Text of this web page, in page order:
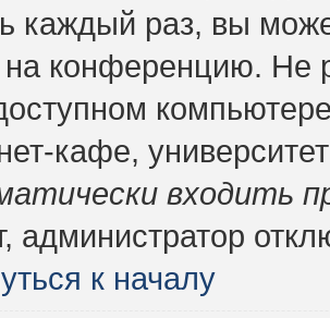
каждый раз, вы
на конференцию. Не
кафе,
входить
администратор
к началу